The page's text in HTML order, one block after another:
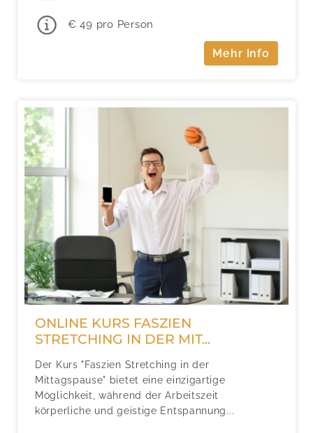
€ 49 pro Person
Mehr Info
ONLINE KURS FASZIEN
STRETCHING IN DER MIT...
Der Kurs "Faszien Stretching in der
Mittagspause" bietet eine einzigartige
Möglichkeit, während der Arbeitszeit
körperliche und geistige Entspannung...